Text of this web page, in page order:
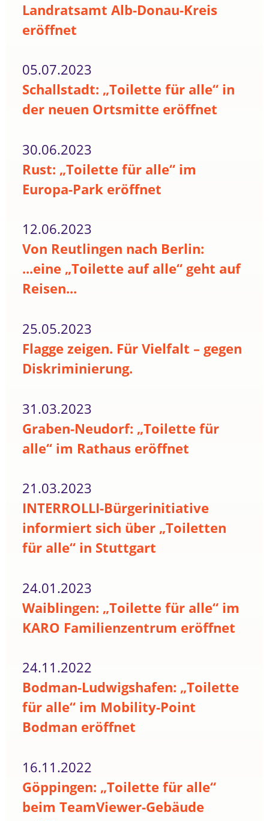
Landratsamt Alb-Donau-Kreis
eröffnet
05.07.2023
Schallstadt: „Toilette für alle“ in
der neuen Ortsmitte eröffnet
30.06.2023
Rust: „Toilette für alle“ im
Europa-Park eröffnet
12.06.2023
Von Reutlingen nach Berlin:
...eine „Toilette auf alle“ geht auf
Reisen...
25.05.2023
Flagge zeigen. Für Vielfalt – gegen
Diskriminierung.
31.03.2023
Graben-Neudorf: „Toilette für
alle“ im Rathaus eröffnet
21.03.2023
INTERROLLI-Bürgerinitiative
informiert sich über „Toiletten
für alle“ in Stuttgart
24.01.2023
Waiblingen: „Toilette für alle“ im
KARO Familienzentrum eröffnet
24.11.2022
Bodman-Ludwigshafen: „Toilette
für alle“ im Mobility-Point
Bodman eröffnet
16.11.2022
Göppingen: „Toilette für alle“
beim TeamViewer-Gebäude